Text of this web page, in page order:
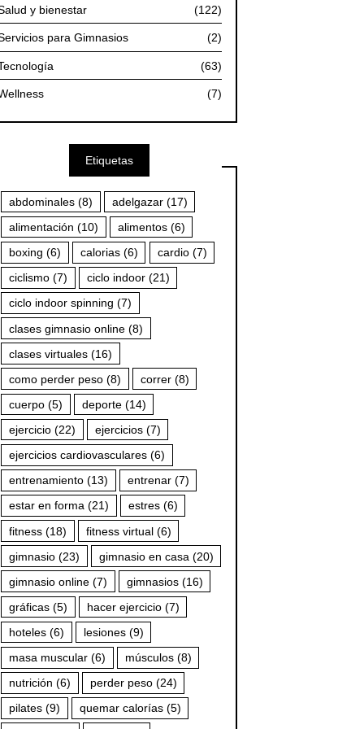
y bienestar (122)
para Gimnasios (2)
(63)
(7)
Etiquetas
abdominales(8) adelgazar(17)
alimentación (10) alimentos(6)
boxing (6) calorias(6) cardio(7)
ciclismo(7) ciclo indoor(21)
ciclo indoor spinning (7)
clases gimnasio online(8)
clases virtuales(16)
como perder peso(8) correr(8)
cuerpo(5) deporte(14)
ejercicio(22) ejercicios(7)
ejercicios cardiovasculares(6)
entrenamiento(13) entrenar(7)
estar en forma(21) estres(6)
fitness(18) fitness virtual(6)
gimnasio(23) gimnasio en casa (20)
gimnasio online(7) gimnasios(16)
gráficas(5) hacer ejercicio(7)
hoteles(6) lesiones(9)
masa muscular(6) músculos(8)
nutrición (6) perder peso(24)
pilates(9) quemar calorías(5)